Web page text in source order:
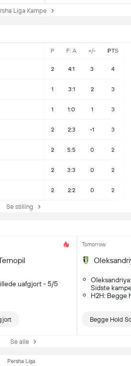
Liga Kampe
P F: A +/- PTS
2 4:1 3 4
1 3:1 2 3
1 1:0 1 3
2 2:3 -1 3
2 5:5 0 2
2 3:3 0 2
2 2:2 0 2
Se stilling
uafgjort - 5/5
Tomorrow
Sidste
H2H: Begge
Begge Hold
Se alle
Persha Liga